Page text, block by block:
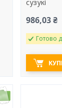
сузукі
986,03 ₴
Готово